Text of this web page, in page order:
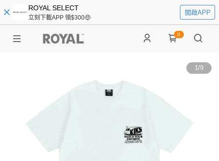
ROYAL SELECT
立刻下載APP 領$300🤑
開啟APP
0
1/9